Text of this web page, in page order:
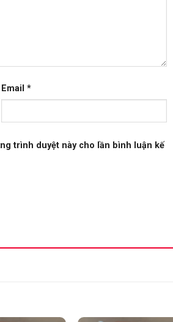
Email *
trình duyệt này cho lần bình luận kế